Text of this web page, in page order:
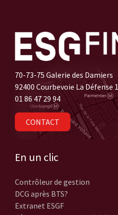
70-73-75 Galerie des Damiers
92400 Courbevoie La Défense 1
01 86 47 29 94
CONTACT
En un clic
Contrôleur de gestion
DCG après BTS?
Extranet ESGF